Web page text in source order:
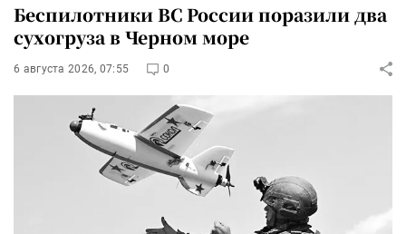
Беспилотники ВС России поразили два
сухогруза в Черном море
6 августа 2026, 07:55 0